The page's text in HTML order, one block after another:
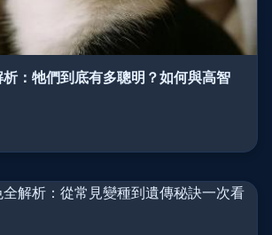
：牠們到底有多聰明？如何與高智